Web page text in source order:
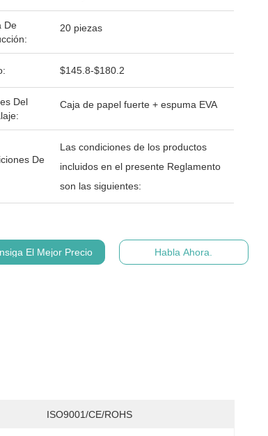
De
20 piezas
$145.8-$180.2
Del
Caja de papel fuerte + espuma EVA
De
Las condiciones de los productos
incluidos en el presente Reglamento
son las siguientes:
El Mejor Precio Habla Ahora.
ISO9001/CE/ROHS